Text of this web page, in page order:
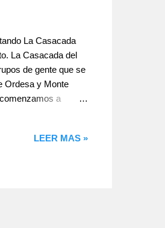
La Casacada
La Casacada del
de gente que se
Ordesa y Monte
a
LEER MAS »